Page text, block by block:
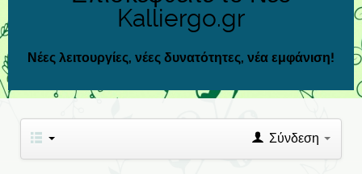
Kalliergo.gr
Νέες λειτουργίες, νέες δυνατότητες, νέα εμφάνιση!
Σύνδεση